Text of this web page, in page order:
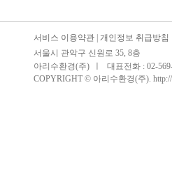
서비스 이용약관 개인정보 취급방침
서울시 관악구 신원로 35, 8층
아리수환경(주)
대표전화 : 02-
COPYRIGHT © 아리수환경(주). http://